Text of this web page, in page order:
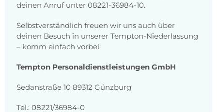
deinen Anruf unter 08221-36984-10.
Selbstverständlich freuen wir uns auch über
deinen Besuch in unserer Tempton-Niederlassung
– komm einfach vorbei:
Tempton Personaldienstleistungen GmbH
Sedanstraße 10 89312 Günzburg
Tel.: 08221/36984-0